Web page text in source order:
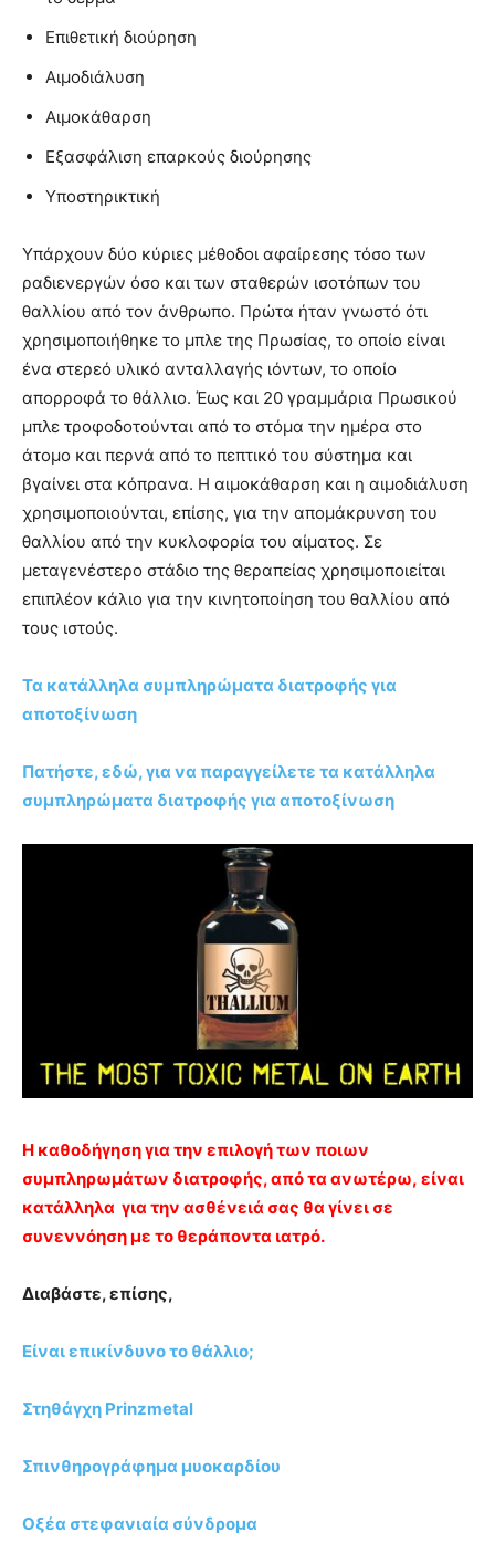
Επιθετική διούρηση
Αιμοδιάλυση
Αιμοκάθαρση
Εξασφάλιση επαρκούς διούρησης
Υποστηρικτική
Υπάρχουν δύο κύριες μέθοδοι αφαίρεσης τόσο των
ραδιενεργών όσο και των σταθερών ισοτόπων του
θαλλίου από τον άνθρωπο. Πρώτα ήταν γνωστό ότι
χρησιμοποιήθηκε το μπλε της Πρωσίας, το οποίο είναι
ένα στερεό υλικό ανταλλαγής ιόντων, το οποίο
απορροφά το θάλλιο. Έως και 20 γραμμάρια Πρωσικού
μπλε τροφοδοτούνται από το στόμα την ημέρα στο
άτομο και περνά από το πεπτικό του σύστημα και
βγαίνει στα κόπρανα. Η αιμοκάθαρση και η αιμοδιάλυση
χρησιμοποιούνται, επίσης, για την απομάκρυνση του
θαλλίου από την κυκλοφορία του αίματος. Σε
μεταγενέστερο στάδιο της θεραπείας χρησιμοποιείται
επιπλέον κάλιο για την κινητοποίηση του θαλλίου από
τους ιστούς.
Τα κατάλληλα συμπληρώματα διατροφής για
αποτοξίνωση
Πατήστε, εδώ, για να παραγγείλετε τα κατάλληλα
συμπληρώματα διατροφής για αποτοξίνωση
Η καθοδήγηση για την επιλογή των ποιων
συμπληρωμάτων διατροφής, από τα ανωτέρω, είναι
κατάλληλα για την ασθένειά σας θα γίνει σε
συνεννόηση με το θεράποντα ιατρό.
Διαβάστε, επίσης,
Είναι επικίνδυνο το θάλλιο;
Στηθάγχη Prinzmetal
Σπινθηρογράφημα μυοκαρδίου
Οξέα στεφανιαία σύνδρομα